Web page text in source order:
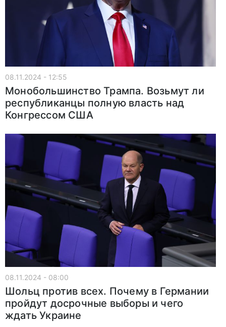
08.11.2024 - 12:55
Монобольшинство Трампа. Возьмут ли
республиканцы полную власть над
Конгрессом США
08.11.2024 - 08:00
Шольц против всех. Почему в Германии
пройдут досрочные выборы и чего
ждать Украине